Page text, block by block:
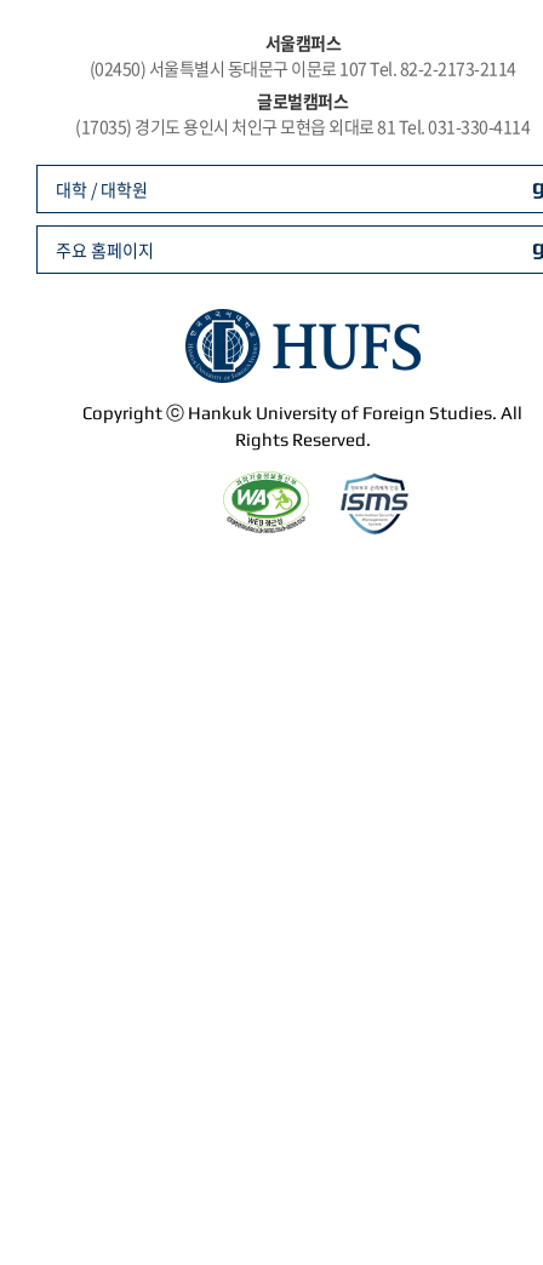
서울캠퍼스
(02450) 서울특별시 동대문구 이문로 107 Tel. 82-2-2173-2114
글로벌캠퍼스
(17035) 경기도 용인시 처인구 모현읍 외대로 81 Tel. 031-330-4114
Copyright ⓒ Hankuk University of Foreign Studies. All
Rights Reserved.
대학 / 대학원
주요 홈페이지